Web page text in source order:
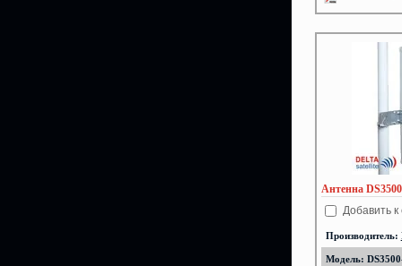
Антенна
Добавить
Производитель:
Модель: